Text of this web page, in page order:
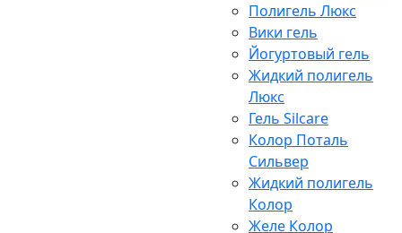
Полигель Люкс
Вики гель
Йогуртовый гель
Жидкий полигель
Люкс
Гель Silcare
Колор Поталь
Сильвер
Жидкий полигель
Колор
Желе Колор